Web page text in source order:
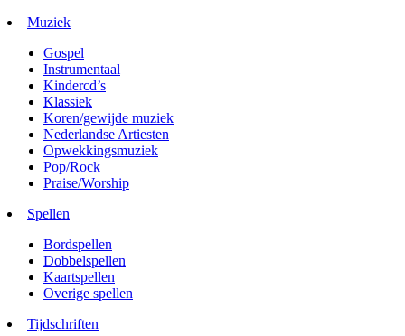
Muziek
Gospel
Instrumentaal
Kindercd’s
Klassiek
Koren/gewijde muziek
Nederlandse Artiesten
Opwekkingsmuziek
Pop/Rock
Praise/Worship
Spellen
Bordspellen
Dobbelspellen
Kaartspellen
Overige spellen
Tijdschriften